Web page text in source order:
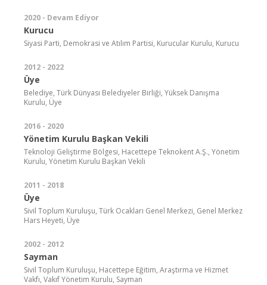
2020 - Devam Ediyor
Kurucu
Siyasi Parti, Demokrasi ve Atılım Partisi, Kurucular Kurulu, Kurucu
2012 - 2022
Üye
Belediye, Türk Dünyası Belediyeler Birliği, Yüksek Danışma
Kurulu, Üye
2016 - 2020
Yönetim Kurulu Başkan Vekili
Teknoloji Geliştirme Bölgesi, Hacettepe Teknokent A.Ş., Yönetim
Kurulu, Yönetim Kurulu Başkan Vekili
2011 - 2018
Üye
Sivil Toplum Kuruluşu, Türk Ocakları Genel Merkezi, Genel Merkez
Hars Heyeti, Üye
2002 - 2012
Sayman
Sivil Toplum Kuruluşu, Hacettepe Eğitim, Araştırma ve Hizmet
Vakfı, Vakıf Yönetim Kurulu, Sayman